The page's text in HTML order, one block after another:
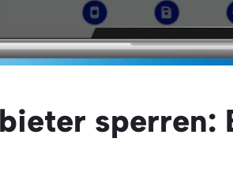
sperren: